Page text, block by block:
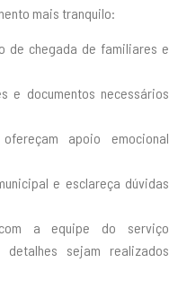
mais tranquilo:
de chegada de familiares e
e documentos necessários
apoio emocional
e esclareça dúvidas
com a equipe do serviço
sejam realizados